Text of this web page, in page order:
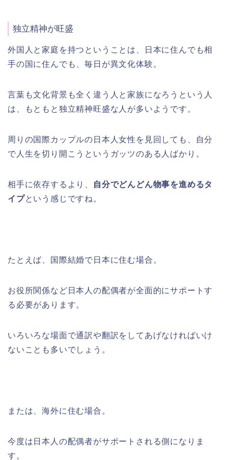
独立精神が旺盛
外国人と家庭を持つということは、日本に住んでも相
手の国に住んでも、毎日が異文化体験。
言葉も文化背景も全く違う人と家族になろうという人
は、もともと独立精神旺盛な人が多いようです。
周りの国際カップルの日本人女性を見回しても、自分
で人生を切り開こうというガッツのある人ばかり。
相手に依存するより、
自分でどんどん物事を進めるタ
イプという感じですね。
たとえば、国際結婚で日本に住む場合。
お役所関係など日本人の配偶者が全面的にサポートす
る必要があります。
いろいろな場面で通訳や翻訳をしてあげなければいけ
ないことも多いでしょう。
または、海外に住む場合。
今度は日本人の配偶者がサポートされる側になりま
す。